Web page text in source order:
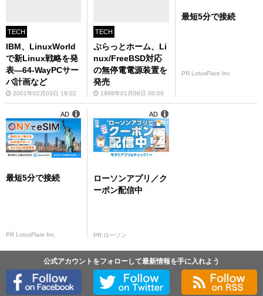
TECH
IBM、LinuxWorld
で新Linux戦略を発
表―64-WayPCサー
バ計画など
2001年02月03日 19:02
TECH
ぷらっとホーム、Li
nux/FreeBSD対応
の無停電電源装置を
発売
1999年01月06日 00:00
最短5分で接続
PR LotusFlare Inc
最短5分で接続
PR LotusFlare Inc
AD
ローソンアプリ／ク
ーポン配信中
PR ローソン
AD
公式アカウントをフォローして最新情報を手に入れよう